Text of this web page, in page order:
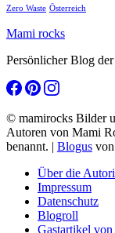
Zero Waste Österreich
Mami rocks
Persönlicher Blog
© mamirocks Bilder
Autoren von Mami
benannt. | Blogus von
Über die
Impressum
Datenschutz
Blogroll
Gastartikel